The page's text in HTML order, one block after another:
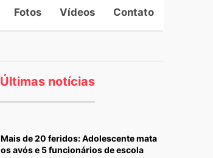
Fotos Vídeos Contato
Últimas notícias
Mais de 20 feridos: Adolescente mata
os avós e 5 funcionários de escola